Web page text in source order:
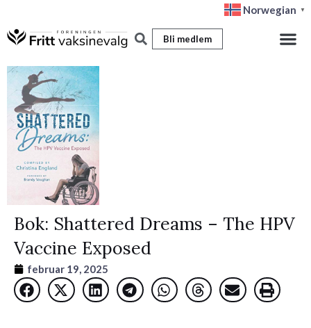
til
Norwegian ▼
Bli medlem
Bok: Shattered Dreams – The HPV
Vaccine Exposed
februar 19, 2025